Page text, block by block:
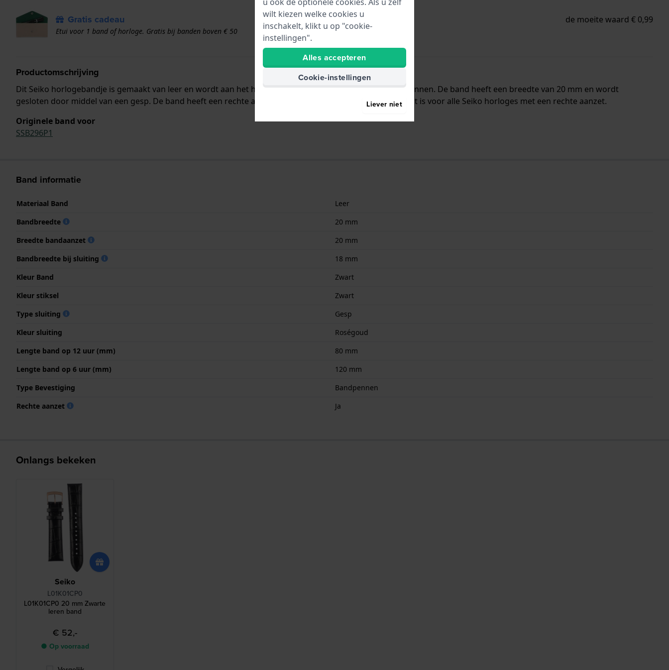
Gratis cadeau de moeite waard € 0,99
Etui voor 1 band of horloge. Gratis bij banden boven € 50
Productomschrijving
Dit Seiko horlogebandje is gemaakt van leer en wordt aan het horloge bevestigd door middel van bandpennen. De band heeft een breedte van 20 mm en wordt
gesloten door middel van een gesp. De band heeft een rechte aanzet wat betekent dat deze band geschikt is voor alle Seiko horloges met een rechte aanzet.
Originele band voor
SSB296P1
Band informatie
Materiaal Band
Leer
Bandbreedte
20 mm
Breedte bandaanzet
20 mm
Bandbreedte bij sluiting
18 mm
Kleur Band
Zwart
Kleur stiksel
Zwart
Type sluiting
Gesp
Kleur sluiting
Roségoud
Lengte band op 12 uur (mm)
80 mm
Lengte band op 6 uur (mm)
120 mm
Type Bevestiging
Bandpennen
Rechte aanzet
Ja
Onlangs bekeken
Seiko
L01K01CP0
L01K01CP0 20 mm Zwarte
leren band
€ 52,-
● Op voorraad
wilt kiezen welke cookies u
inschakelt, klikt u op "cookie-
instellingen".
Alles accepteren
Cookie-instellingen
Liever niet